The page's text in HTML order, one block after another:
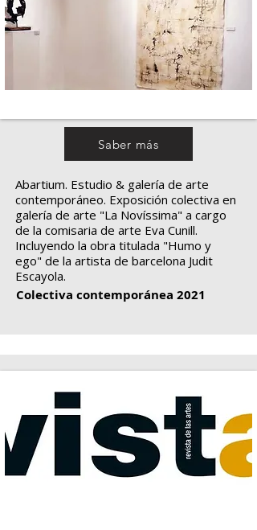
Saber más
Abartium. Estudio & galería de arte
contemporáneo. Exposición colectiva en
galería de arte "La Novíssima" a cargo
de la comisaria de arte Eva Cunill.
Incluyendo la obra titulada "Humo y
ego" de la artista de barcelona Judit
Escayola.
Colectiva contemporánea 2021